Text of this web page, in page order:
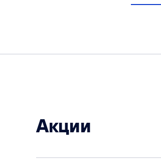
Акции